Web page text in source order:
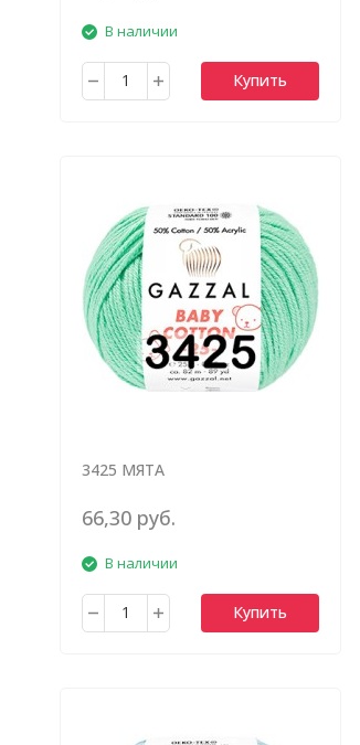
В наличии
Купить
3425 МЯТА
66,30 руб.
В наличии
Купить